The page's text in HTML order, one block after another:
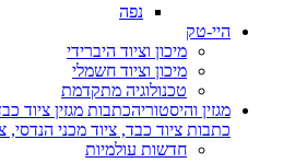
נפה
היי-טק
מיכון וציוד היברידי
מיכון וציוד חשמלי
טכנולוגיה מתקדמת
מגזין והיסטוריהכתבות מגזין ציוד
כתבות ציוד כבד, ציוד מכני
חדשות עולמיות